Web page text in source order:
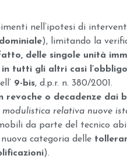
nell’ipotesi di
), limitando la
delle singole unità
in tutti gli altri casi l’obbligo
9-bis, d.p.r. n. 380/2001.
revoche o decadenze dai
modulistica relativa nuove
da parte del tecnico
categoria delle
).